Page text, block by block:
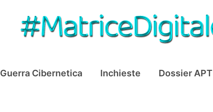
Guerra Cibernetica Inchieste Dossier APT